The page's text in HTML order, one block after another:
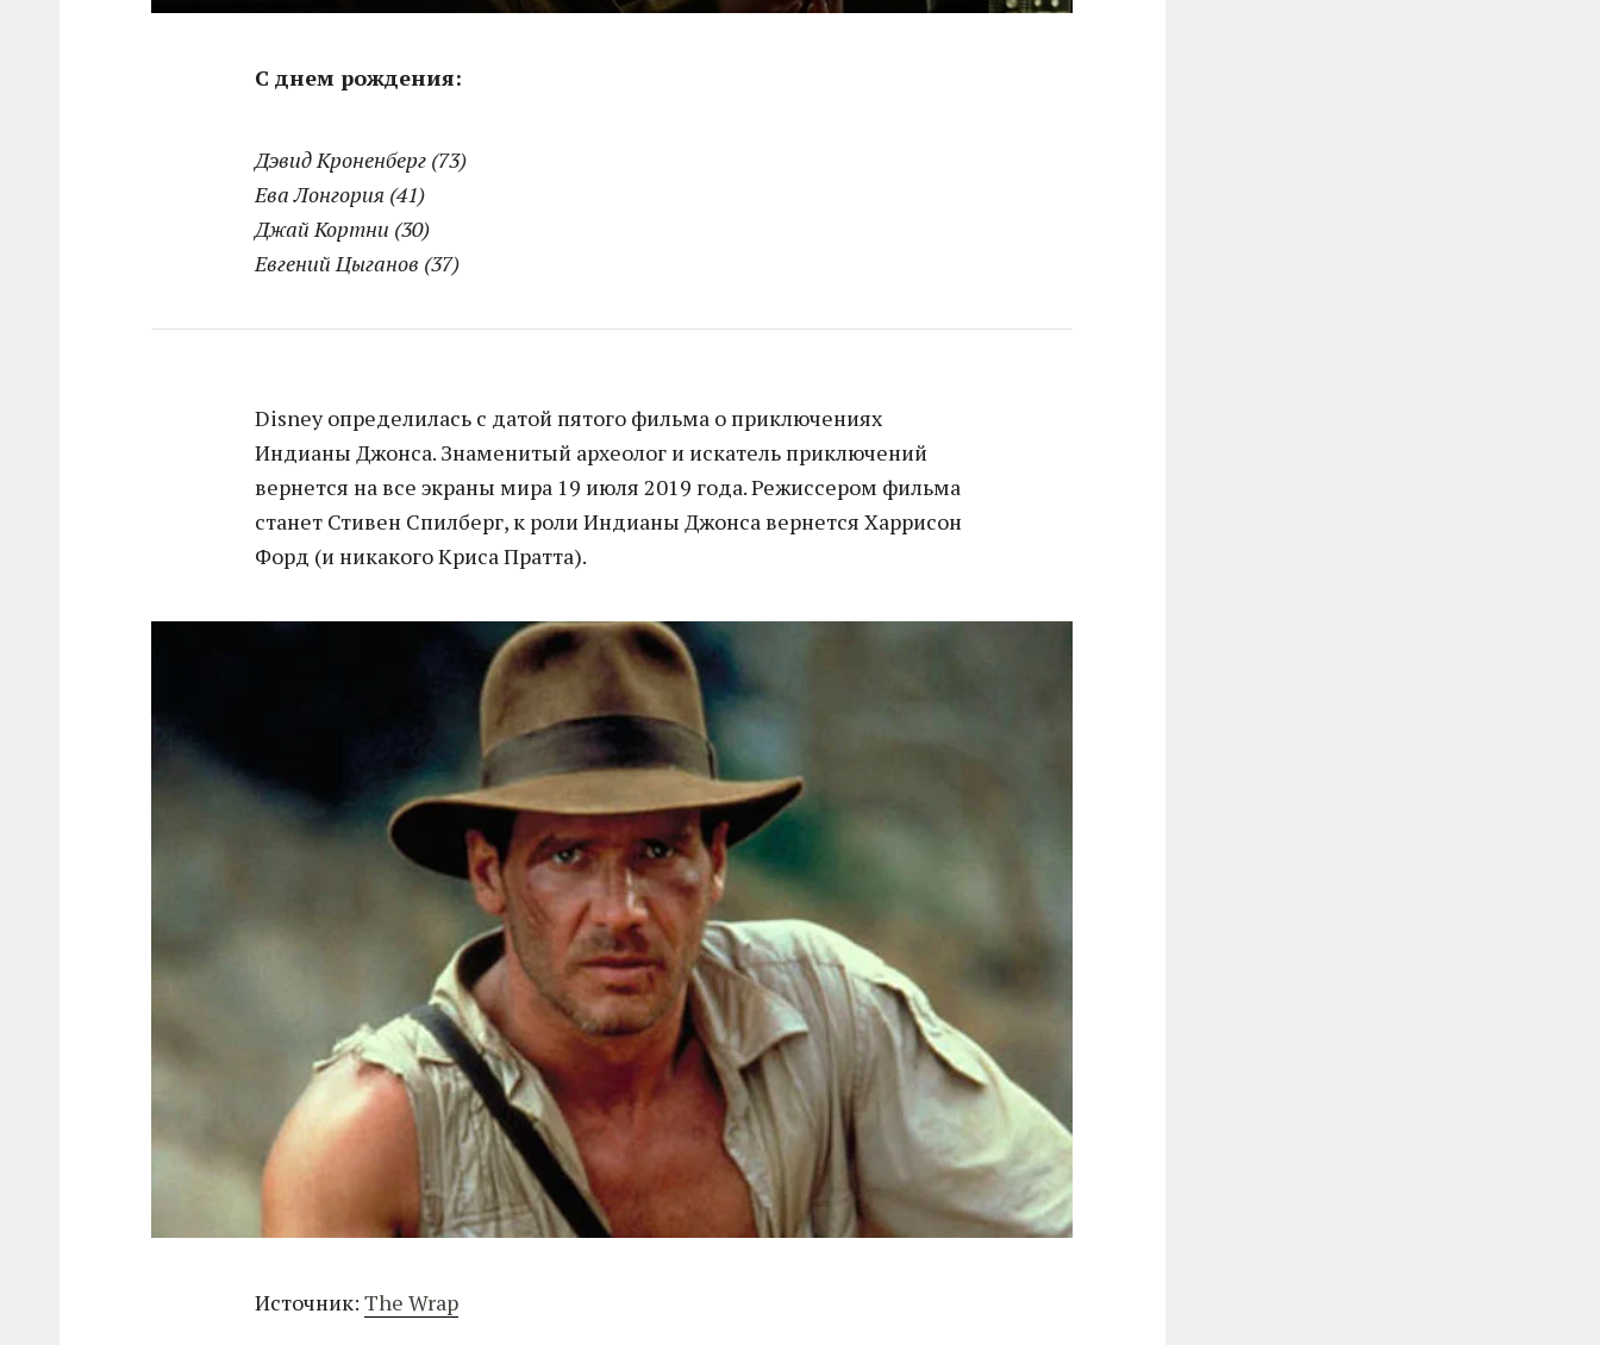
С днем рождения:
Дэвид Кроненберг (73)
Ева Лонгория (41)
Джай Кортни (30)
Евгений Цыганов (37)
Disney определилась с датой пятого фильма о приключениях
Индианы Джонса. Знаменитый археолог и искатель приключений
вернется на все экраны мира 19 июля 2019 года. Режиссером фильма
станет Стивен Спилберг, к роли Индианы Джонса вернется Харрисон
Форд (и никакого Криса Пратта).
Источник:The Wrap